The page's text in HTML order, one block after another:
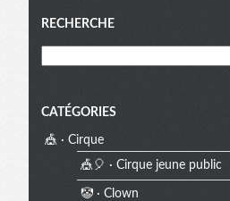
Menu
RECHERCHE
CATÉGORIES
🎪 · Cirque
🎪🎈 · Cirque jeune public
🤡 · Clown